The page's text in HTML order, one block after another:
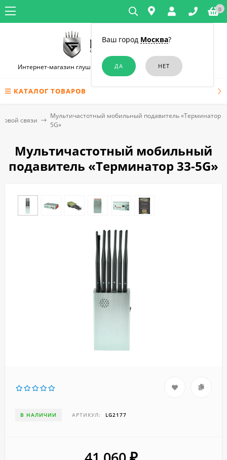
Ваш город Москва?
0
Интернет-магазин глушилок связи и диктофонов в Челябинске
КАТАЛОГ ТОВАРОВ
связи
Мультичастотный мобильный подавитель «Терминатор
5G»
Мультичастотный мобильный
подавитель «Терминатор 33-5G»
В НАЛИЧИИ АРТИКУЛ: LG2177